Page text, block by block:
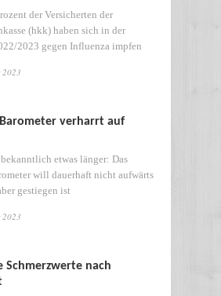
der Versicherten der
(hkk) haben sich in der
2023 gegen Influenza impfen
2023
verharrt auf
etwas länger: Das
will dauerhaft nicht aufwärts
gestiegen ist
2023
Schmerzwerte nach